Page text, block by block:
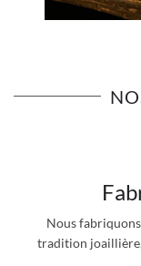
Nous
tradition